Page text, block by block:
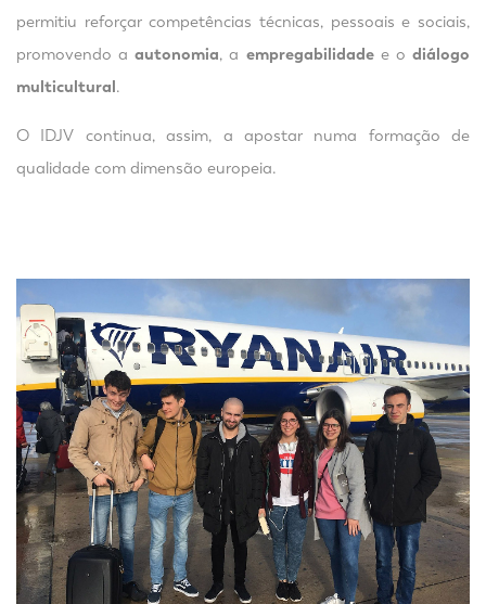
permitiu reforçar competências técnicas, pessoais e sociais,
promovendo aautonomia, a empregabilidadee odiálogo
multicultural.
O IDJV continua, assim, a apostar numa formação de
qualidade com dimensão europeia.